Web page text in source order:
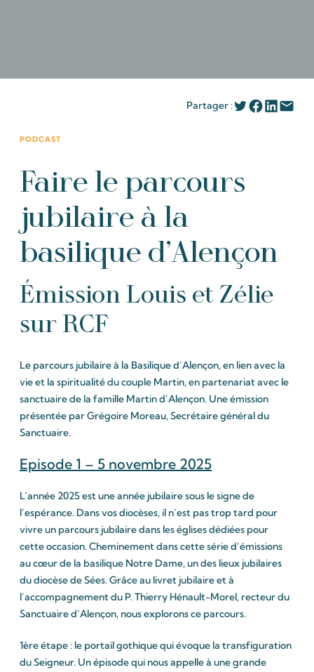
Partager :
PODCAST
Faire le parcours
jubilaire à la
basilique d’Alençon
Émission Louis et Zélie
sur RCF
Le parcours jubilaire à la Basilique d’Alençon, en lien avec la
vie et la spiritualité du couple Martin, en partenariat avec le
sanctuaire de la famille Martin d’Alençon. Une émission
présentée par Grégoire Moreau, Secrétaire général du
Sanctuaire.
Episode 1 – 5 novembre 2025
L’année 2025 est une année jubilaire sous le signe de
l’espérance. Dans vos diocèses, il n’est pas trop tard pour
vivre un parcours jubilaire dans les églises dédiées pour
cette occasion. Cheminement dans cette série d’émissions
au cœur de la basilique Notre Dame, un des lieux jubilaires
du diocèse de Sées. Grâce au livret jubilaire et à
l’accompagnement du P. Thierry Hénault-Morel, recteur du
Sanctuaire d’Alençon, nous explorons ce parcours.
1ère étape : le portail gothique qui évoque la transfiguration
du Seigneur. Un épisode qui nous appelle à une grande